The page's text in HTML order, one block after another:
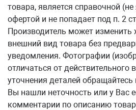
товара, является справочной
офертой и не попадает под п. 2
Производитель может изменить
внешний вид товара без
уведомления. Фотографии
отличаться от действительного
уточнения деталей
Вы нашли неточность или у Вас
комментарии по описанию